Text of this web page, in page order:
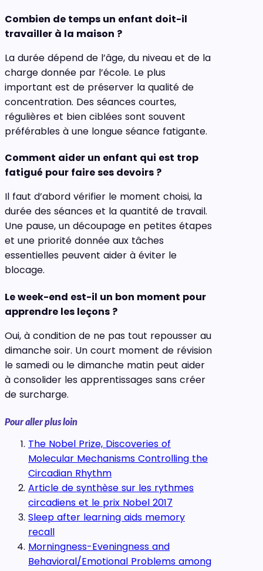
Combien de temps un enfant doit-il
travailler à la maison ?
La durée dépend de l’âge, du niveau et de la
charge donnée par l’école. Le plus
important est de préserver la qualité de
concentration. Des séances courtes,
régulières et bien ciblées sont souvent
préférables à une longue séance fatigante.
Comment aider un enfant qui est trop
fatigué pour faire ses devoirs ?
Il faut d’abord vérifier le moment choisi, la
durée des séances et la quantité de travail.
Une pause, un découpage en petites étapes
et une priorité donnée aux tâches
essentielles peuvent aider à éviter le
blocage.
Le week-end est-il un bon moment pour
apprendre les leçons ?
Oui, à condition de ne pas tout repousser au
dimanche soir. Un court moment de révision
le samedi ou le dimanche matin peut aider
à consolider les apprentissages sans créer
de surcharge.
Pour aller plus loin
The Nobel Prize, Discoveries of
Molecular Mechanisms Controlling the
Circadian Rhythm
Article de synthèse sur les rythmes
circadiens et le prix Nobel 2017
Sleep after learning aids memory
recall
Morningness-Eveningness and
Behavioral/Emotional Problems among